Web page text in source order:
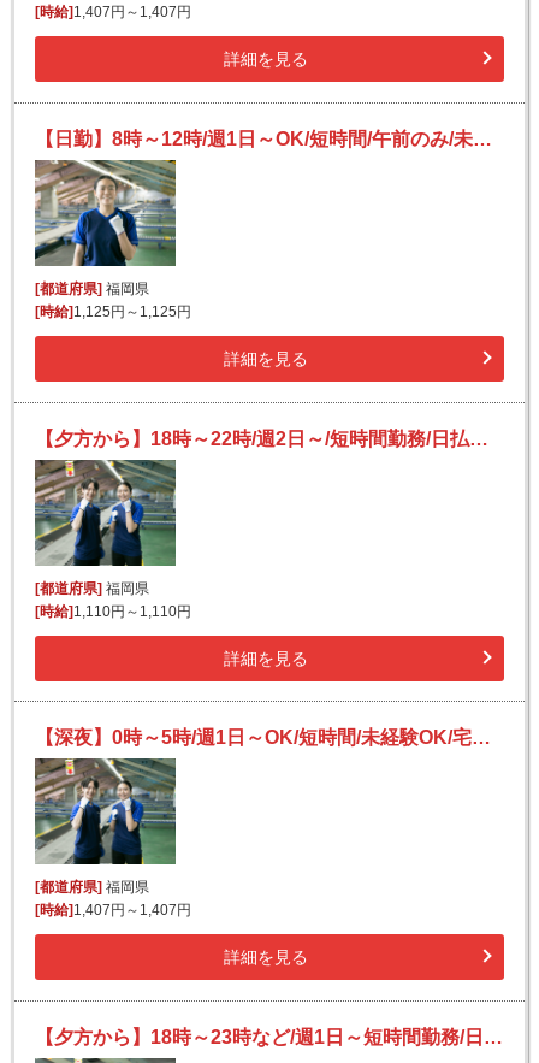
[時給] 1,407円～1,407円
詳細を見る
【日勤】8時～12時/週1日～OK/短時間/午前のみ/未経験OK/日払い可(規定有)/仕分け
[都道府県]福岡県
[時給]1,125円～1,125円
詳細を見る
【夕方から】18時～22時/週2日～/短時間勤務/日払いOK(規定有)/副業可/未経験歓迎
[都道府県]福岡県
[時給]1,110円～1,110円
詳細を見る
【深夜】0時～5時/週1日～OK/短時間/未経験OK/宅配便の仕分け
[都道府県] 福岡県
[時給] 1,407円～1,407円
詳細を見る
【夕方から】18時～23時など/週1日～短時間勤務/日払いOK(規定有)/副業可/未経験OK